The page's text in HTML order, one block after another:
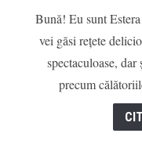
Bună! Eu sunt
vei găsi rețete
spectaculoase,
precum